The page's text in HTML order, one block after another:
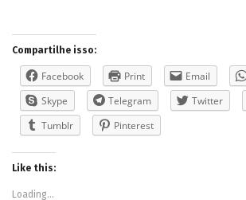
Compartilhe isso:
Facebook Print Email
Skype
Telegram Twitter
Tumblr
Pinterest
Like this:
Loading...